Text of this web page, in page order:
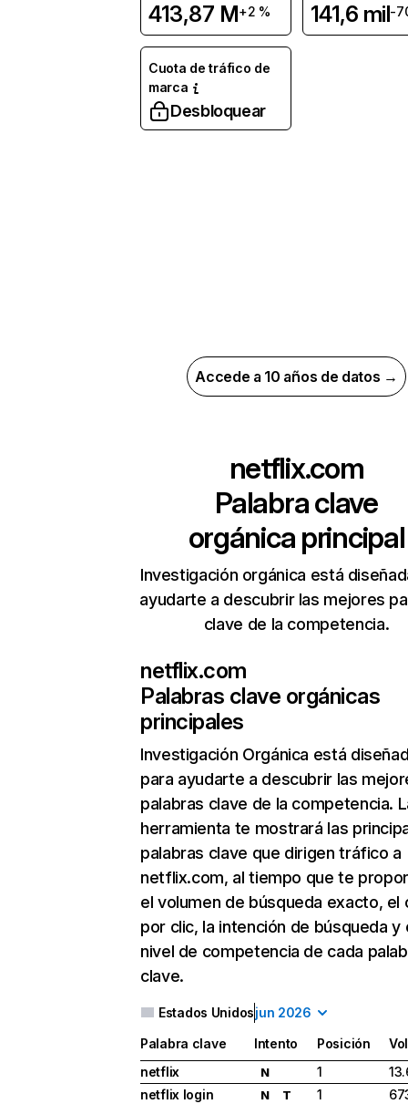
413,87 M+2 % 141,6 mil-
Cuota de tráfico de
marca
Desbloquear
Accede a 10 años de datos →
netflix.com
Palabra clave
orgánica principal
Investigación orgánica está
ayudarte a descubrir las mejores
clave de la competencia.
netflix.com
Palabras clave orgánicas
principales
Investigación Orgánica está
para ayudarte a descubrir las
palabras clave de la competencia.
herramienta te mostrará las
palabras clave que dirigen tráfico a
netflix.com, al tiempo que te
el volumen de búsqueda exacto, el
por clic, la intención de búsqueda y
nivel de competencia de cada
clave.
Estados Unidosjun 2026
Palabra clave Intento Posición
netflix
N 1
netflix login
N T 1